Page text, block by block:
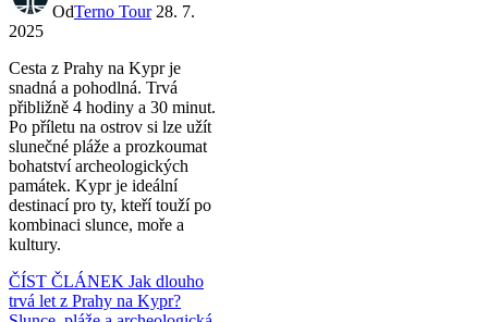
OdTerno Tour 28. 7.
2025
Cesta z Prahy na Kypr je
snadná a pohodlná. Trvá
přibližně 4 hodiny a 30 minut.
Po příletu na ostrov si lze užít
slunečné pláže a prozkoumat
bohatství archeologických
památek. Kypr je ideální
destinací pro ty, kteří touží po
kombinaci slunce, moře a
kultury.
ČÍST ČLÁNEK Jak dlouho
trvá let z Prahy na Kypr?